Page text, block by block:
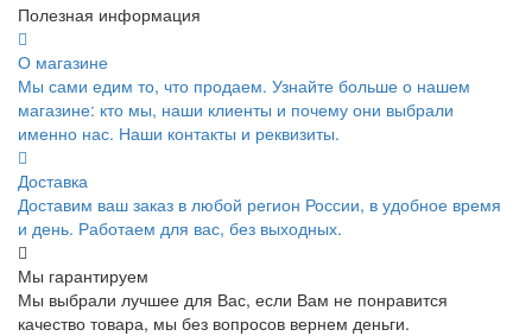
Полезная информация
О магазине
Мы сами едим то, что продаем. Узнайте больше о нашем
магазине: кто мы, наши клиенты и почему они выбрали
именно нас. Наши контакты и реквизиты.
Доставка
Доставим ваш заказ в любой регион России, в удобное время
и день. Работаем для вас, без выходных.
Мы гарантируем
Мы выбрали лучшее для Вас, если Вам не понравится
качество товара, мы без вопросов вернем деньги.